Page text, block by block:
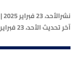
نشرالأحد، 23 فبراير 2025 | 12:24 مساءً
آخر تحديثالأحد، 23 فبراير 2025 | 12:24 مساءً